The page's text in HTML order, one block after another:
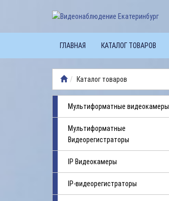
ГЛАВНАЯ КАТАЛОГ ТОВАРОВ
Каталог товаров
Мультиформатные видеокамеры
Мультиформатные
Видеорегистраторы
IP Видеокамеры
IP-видеорегистраторы